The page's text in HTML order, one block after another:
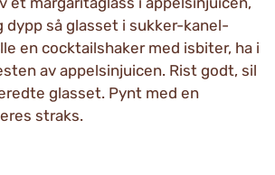
dypp så glasset i sukker-kanel-
en cocktailshaker med isbiter, ha i
av appelsinjuicen. Rist godt, sil
glasset. Pynt med en
straks.